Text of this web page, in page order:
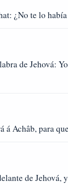
¿No te lo
de Jehová:
Achâb, para
de Jehová,